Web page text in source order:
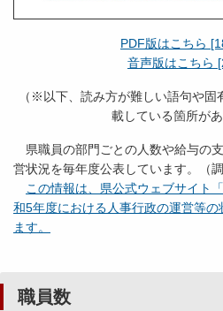
PDF版はこちら
音声版はこちら
（※以下、読み方が難しい語句や
載している箇所があ
県職員の部門ごとの人数や給与の
営状況を毎年度公表しています。（
この情報は、県公式ウェブサイト
和5年度における人事行政の運営等
ます。
職員数